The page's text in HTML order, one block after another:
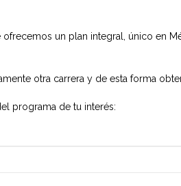
un plan integral, único en
otra carrera y de esta forma
programa de tu interés: